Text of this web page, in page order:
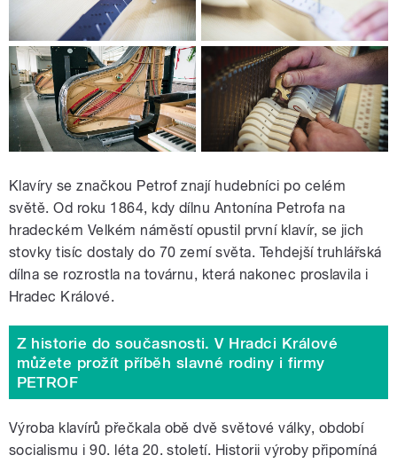
Klavíry se značkou Petrof znají hudebníci po celém
světě. Od roku 1864, kdy dílnu Antonína Petrofa na
hradeckém Velkém náměstí opustil první klavír, se jich
stovky tisíc dostaly do 70 zemí světa. Tehdejší truhlářská
dílna se rozrostla na továrnu, která nakonec proslavila i
Hradec Králové.
Z historie do současnosti. V Hradci Králové
můžete prožít příběh slavné rodiny i firmy
PETROF
Výroba klavírů přečkala obě dvě světové války, období
socialismu i 90. léta 20. století. Historii výroby připomíná